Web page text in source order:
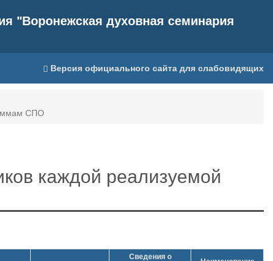
"Воронежская духовная семинария
Версия официального сайта для слабовидящих
СПО
каждой реализуемой
Сведения о